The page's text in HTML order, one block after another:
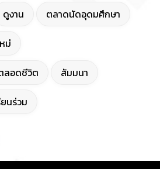
ดูงาน ตลาดนัดอุดมศึกษา
ม่
ลอดชีวิต สัมมนา
ยนร่วม